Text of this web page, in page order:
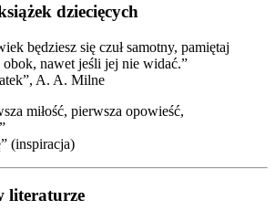
dziecięcych
będziesz się czuł samotny, pamiętaj
obok, nawet jeśli jej nie widać.”
A. A. Milne
miłość, pierwsza opowieść,
(inspiracja)
literaturze